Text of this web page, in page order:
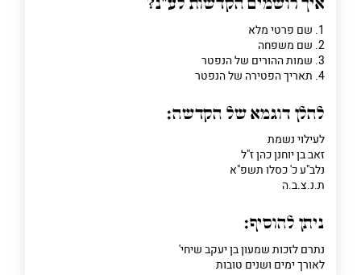
איך רושמים הקדשות לע"נ?
1. שם פרטי מלא
2. שם משפחה
3. שמות ההורים של הנפטר
4. תאריך הפטירה של הנפטר
להלן דוגמא של הקדשה:
לעילוי נשמת
זאב בן יוחנן כהן ז"ל
נלב"ע כ' כסלו תשפ"א
ת.נ.צ.ב.ה
ניתן להוסיף:
נתרם לזכות שמעון בן יעקב שיחי'
לאורך ימים ושנים טובות